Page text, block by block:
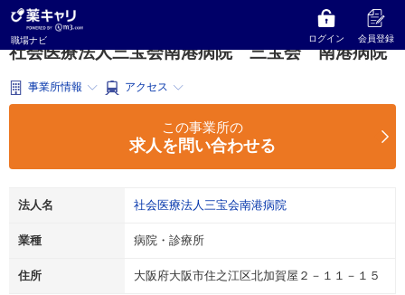
職場ナビ ログイン 会員登録
薬キャリ 職場ナビ
社会医療法人三宝会南港病院
社会医療法人三宝会南港病院 三宝会 南港病院
事業所情報 アクセス
この事業所の
求人を問い合わせる
法人名 社会医療法人三宝会南港病院
業種 病院・診療所
住所 大阪府大阪市住之江区北加賀屋２－１１－１５